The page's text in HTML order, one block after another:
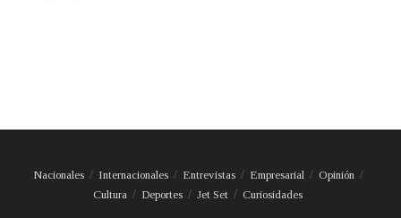
Nacionales Internacionales Entrevistas Empresarial
Opinión
Cultura
Deportes Jet Set Curiosidades